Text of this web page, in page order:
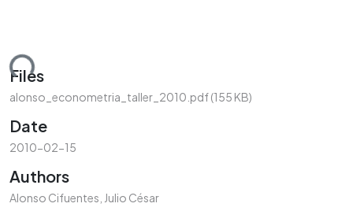
Files
alonso_econometria_taller_2010.pdf(155 KB)
Date
2010-02-15
Authors
Alonso Cifuentes, Julio César